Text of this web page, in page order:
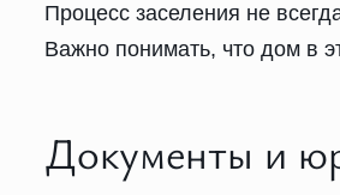
Процесс заселения не
Важно понимать, что дом в
Документы и